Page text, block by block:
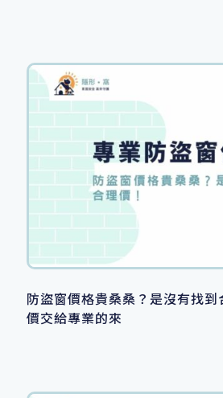
防盜窗價格貴桑桑？是沒有找
價交給專業的來